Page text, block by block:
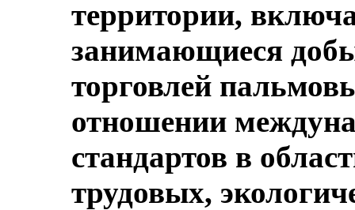
территории,
занимающиеся
торговлей
отношении
стандартов в
трудовых,